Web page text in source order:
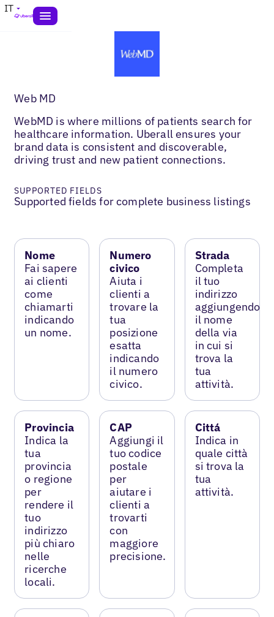
IT
Web MD
WebMD is where millions of patients search for
healthcare information. Uberall ensures your
brand data is consistent and discoverable,
driving trust and new patient connections.
SUPPORTED FIELDS
Supported fields for complete business listings
Nome
Fai sapere
ai clienti
come
chiamarti
indicando
un nome.
Numero
civico
Aiuta i
clienti a
trovare la
tua
posizione
esatta
indicando
il numero
civico.
Strada
Completa
il tuo
indirizzo
aggiungendo
il nome
della via
in cui si
trova la
tua
attività.
Provincia
Indica la
tua
provincia
o regione
per
rendere il
tuo
indirizzo
più chiaro
nelle
ricerche
locali.
CAP
Aggiungi il
tuo codice
postale
per
aiutare i
clienti a
trovarti
con
maggiore
precisione.
Cittá
Indica in
quale città
si trova la
tua
attività.